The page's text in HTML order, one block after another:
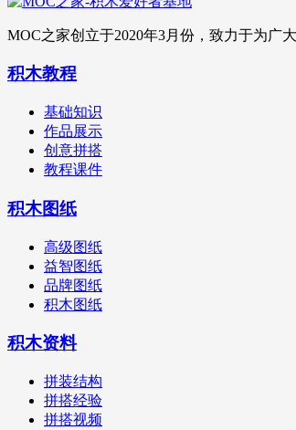
MOC之家创立于2020年3月份，致力于为广
积木教程
基础知识
作品展示
创意拼搭
教程课件
积木图纸
高级图纸
益智图纸
品牌图纸
积木图纸
积木资料
拼装结构
拼搭经验
拼搭视频